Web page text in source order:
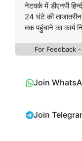
नेटवर्क में डीएनपी
24 घंटे की
तक पहुंचाने का कार्य
For Feedback
Join
Join